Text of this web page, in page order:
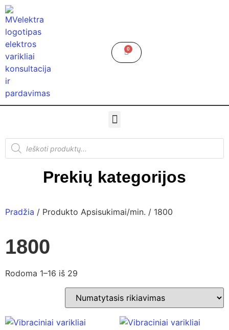
0
Prekių kategorijos
Pradžia / Produkto Apsisukimai/min. / 1800
1800
Rodoma 1–16 iš 29